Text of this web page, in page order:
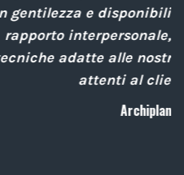
nella gestione del
con competenze
esigenze sempre